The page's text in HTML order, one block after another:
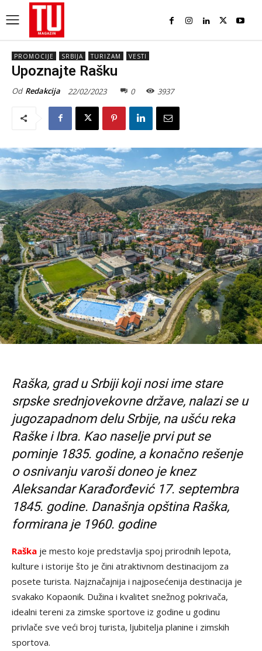
PROMOCIJE SRBIJA TURIZAM VESTI
Upoznajte Rašku
Od Redakcija 22/02/2023 0 3937
Raška, grad u Srbiji koji nosi ime stare
srpske srednjovekovne države, nalazi se u
jugozapadnom delu Srbije, na ušću reka
Raške i Ibra. Kao naselje prvi put se
pominje 1835. godine, a konačno rešenje
o osnivanju varoši doneo je knez
Aleksandar Karađorđević 17. septembra
1845. godine. Današnja opština Raška,
formirana je 1960. godine
Raška je mesto koje predstavlja spoj prirodnih lepota,
kulture i istorije što je čini atraktivnom destinacijom za
posete turista. Najznačajnija i najposećenija destinacija je
svakako Kopaonik. Dužina i kvalitet snežnog pokrivača,
idealni tereni za zimske sportove iz godine u godinu
privlače sve veći broj turista, ljubitelja planine i zimskih
sportova.